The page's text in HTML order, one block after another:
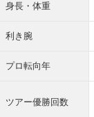
身長・体重
利き腕
プロ転向年
ツアー優勝回数